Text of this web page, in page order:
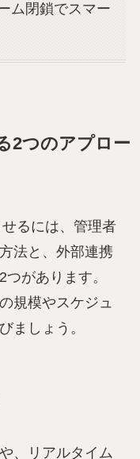
ム閉鎖でスマー
2つのアプロー
るには、管理者
法と、外部連携
があります。
規模やスケジュ
ましょう。
、リアルタイム